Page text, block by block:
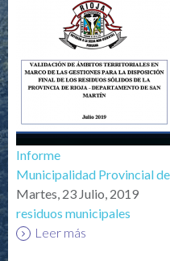
Informe
Municipalidad Provincial
Martes, 23 Julio, 2019
residuos municipales
Leer más